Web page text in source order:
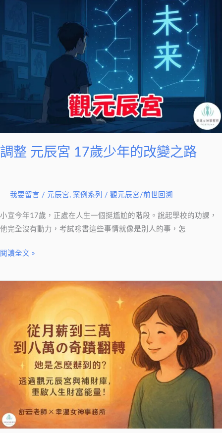
調整 元辰宮 17歲少年的改變之路
我要留言 / 元辰宮, 案例系列 / 觀元辰宮/前世回溯
小宣今年17歲，正處在人生一個挺尷尬的階段。說起學校的功課，
他完全沒有動力，考試唸書這些事情就像是別人的事，怎
辰
之
閱讀全文 »
從